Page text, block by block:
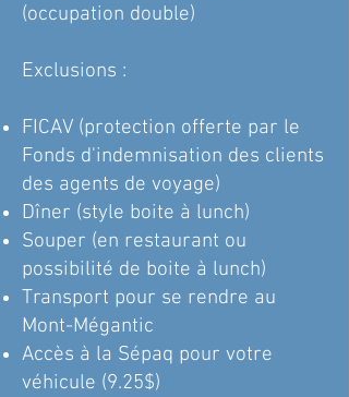
(occupation double)
Exclusions :
FICAV (protection offerte par le
Fonds d'indemnisation des clients
des agents de voyage)
Dîner (style boite à lunch)
Souper (en restaurant ou
possibilité de boite à lunch)
Transport pour se rendre au
Mont-Mégantic
Accès à la Sépaq pour votre
véhicule (9.25$)